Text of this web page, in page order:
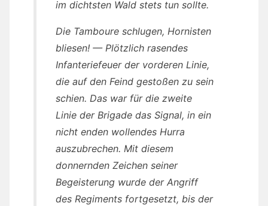
im dichtsten Wald stets tun sollte.
Die Tamboure schlugen, Hornisten
bliesen! — Plötzlich rasendes
Infanteriefeuer der vorderen Linie,
die auf den Feind gestoßen zu sein
schien. Das war für die zweite
Linie der Brigade das Signal, in ein
nicht enden wollendes Hurra
auszubrechen. Mit diesem
donnernden Zeichen seiner
Begeisterung wurde der Angriff
des Regiments fortgesetzt, bis der